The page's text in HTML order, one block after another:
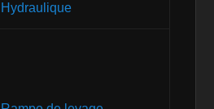
Hydraulique